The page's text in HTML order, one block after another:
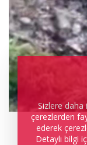
Sizlere
çerezlerden
ederek
Detaylı bilgi